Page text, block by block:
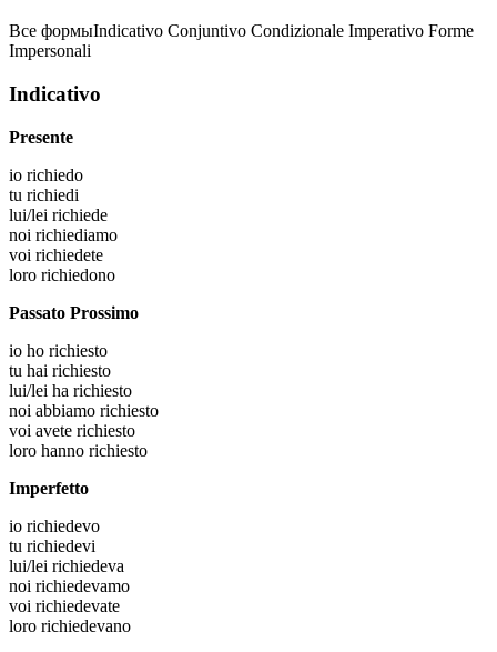
Все формыIndicativo Conjuntivo Condizionale Imperativo Forme
Impersonali
Indicativo
Presente
io richiedo
tu richiedi
lui/lei richiede
noi richiediamo
voi richiedete
loro richiedono
Passato Prossimo
io ho richiesto
tu hai richiesto
lui/lei ha richiesto
noi abbiamo richiesto
voi avete richiesto
loro hanno richiesto
Imperfetto
io richiedevo
tu richiedevi
lui/lei richiedeva
noi richiedevamo
voi richiedevate
loro richiedevano